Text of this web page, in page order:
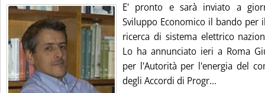
E' pronto e sarà inviato a
Sviluppo Economico il bando per
ricerca di sistema elettrico
Lo ha annunciato ieri a Roma
per l'Autorità per l'energia del
degli Accordi di Progr...